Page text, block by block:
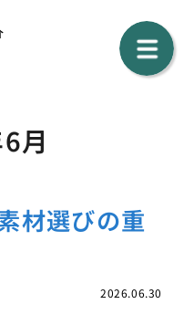
月
材選びの重
2026.06.30